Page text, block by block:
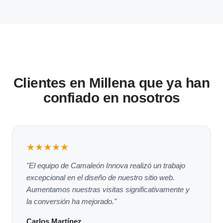
Clientes en Millena que ya han
confiado en nosotros
★★★★★
"El equipo de Camaleón Innova realizó un trabajo
excepcional en el diseño de nuestro sitio web.
Aumentamos nuestras visitas significativamente y
la conversión ha mejorado."
Carlos Martínez